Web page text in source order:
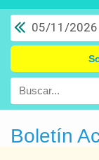
05/11/2026
Boletín